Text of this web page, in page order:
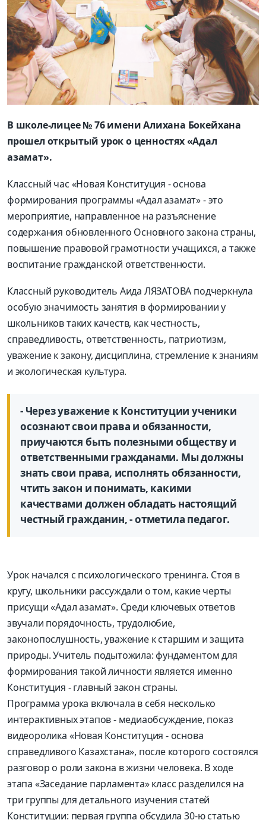
В школе-лицее № 76 имени Алихана Бокейхана
прошел открытый урок о ценностях «Адал
азамат».
Классный час «Новая Конституция - основа
формирования программы «Адал азамат» - это
мероприятие, направленное на разъяснение
содержания обновленного Основного закона страны,
повышение правовой грамотности учащихся, а также
воспитание гражданской ответственности.
Классный руководитель Аида ЛЯЗАТОВА подчеркнула
особую значимость занятия в формировании у
школьников таких качеств, как честность,
справедливость, ответственность, патрио­тизм,
уважение к закону, дисциплина, стремление к знаниям
и экологическая культура.
- Через уважение к Конституции ученики
осознают свои права и обязанности,
приучаются быть полезными обществу и
ответственными гражданами. Мы должны
знать свои права, исполнять обязанности,
чтить закон и понимать, какими
качествами должен обладать настоящий
честный гражданин, - отметила педагог.
Урок начался с психологического тренинга. Стоя в
кругу, школьники рассуждали о том, какие черты
присущи «Адал азамат». Среди ключевых ответов
звучали порядочность, трудолюбие,
законопослушность, уважение к старшим и защита
природы. Учитель подытожила: фундаментом для
формирования такой личности является именно
Конституция - главный закон страны.
Программа урока включала в себя несколько
интерактивных этапов - медиаобсуждение, показ
видеоролика «Новая Конституция - основа
справедливого Казахстана», после которого состоя­лся
разговор о роли закона в жизни человека. В ходе
этапа «Заседание парламента» класс разделился на
три группы для детального изучения статей
Конституции: первая группа обсудила 30-ю статью